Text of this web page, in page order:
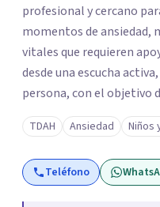
profesional y cercano
momentos de ansiedad,
vitales que requieren apoyo
desde una escucha
persona, con el objetivo
ocurriendo y facilitar
mayor equilibrio y
un entorno confidencial
las necesidades de cada
TDAH Ansiedad Niños
Teléfono